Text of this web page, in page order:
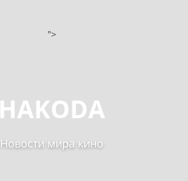
">
HAKODA
Новости мира кино